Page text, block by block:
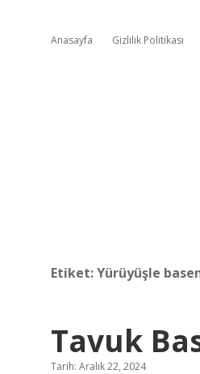
Anasayfa Gizlilik Politikası
Etiket:Yürüyüşle
Tavuk
Tarih: Aralık 22, 2024